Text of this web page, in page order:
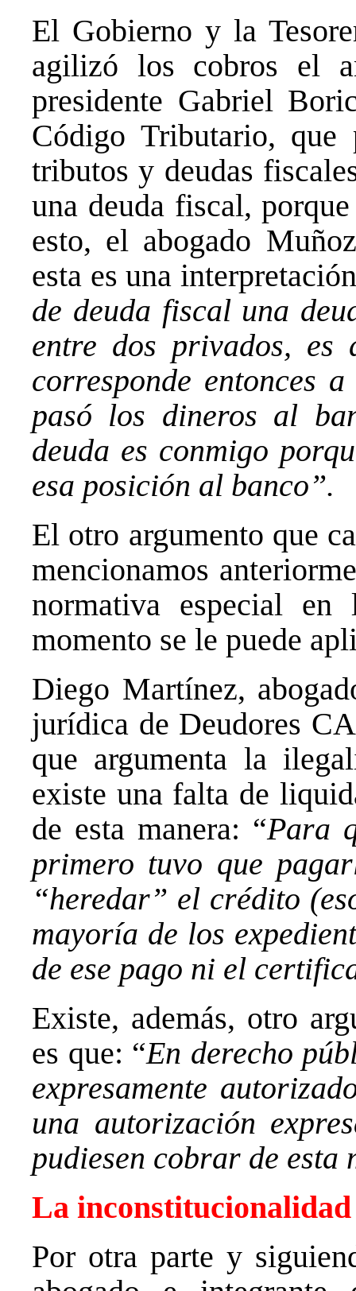
El Gobierno y la
agilizó los cobros el
presidente Gabriel
Código Tributario,
tributos y deudas
una deuda fiscal,
esto, el abogado
esta es una
de deuda fiscal una
entre dos privados,
corresponde entonces
pasó los dineros al
deuda es conmigo
esa posición al banco”.
El otro argumento que
mencionamos
normativa especial
momento se le puede
Diego Martínez,
jurídica de Deudores
que argumenta la
existe una falta de
de esta manera: “Para
primero tuvo que
“heredar” el crédito
mayoría de los
de ese pago ni el
Existe, además, otro
es que: “En derecho
expresamente
una autorización
pudiesen cobrar de esta
La inconstitucionalidad
Por otra parte y